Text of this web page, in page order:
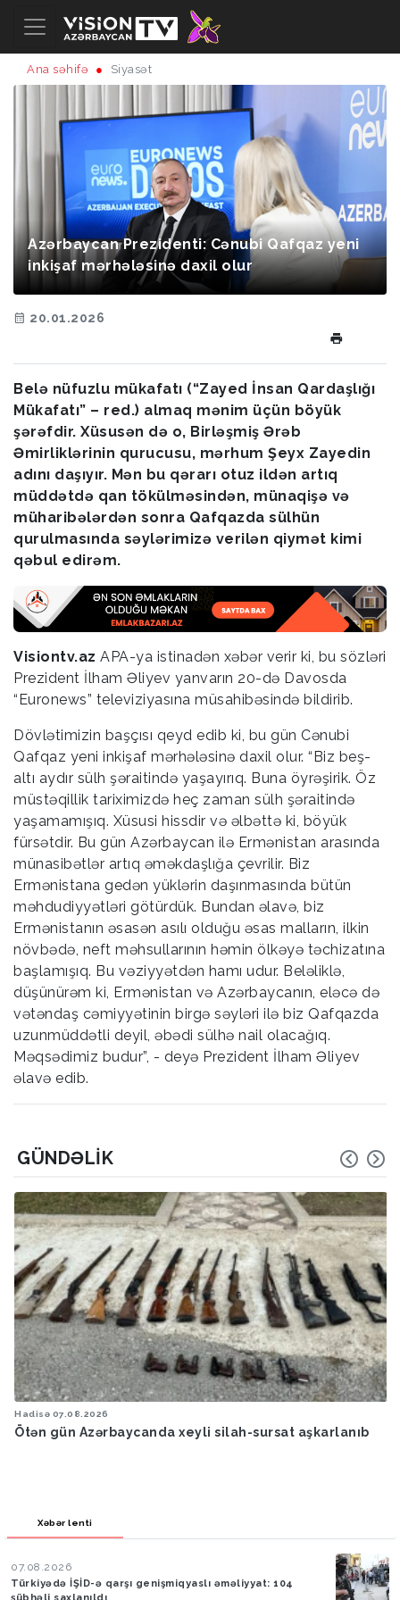
Ana səhifə Siyasət
Azərbaycan Prezidenti: Cənubi Qafqaz yeni
inkişaf mərhələsinə daxil olur
20.01.2026
Belə nüfuzlu mükafatı (“Zayed İnsan Qardaşlığı
Mükafatı” – red.) almaq mənim üçün böyük
şərəfdir. Xüsusən də o, Birləşmiş Ərəb
Əmirliklərinin qurucusu, mərhum Şeyx Zayedin
adını daşıyır. Mən bu qərarı otuz ildən artıq
müddətdə qan tökülməsindən, münaqişə və
müharibələrdən sonra Qafqazda sülhün
qurulmasında səylərimizə verilən qiymət kimi
qəbul edirəm.
Visiontv.az APA-ya istinadən xəbər verir ki, bu sözləri
Prezident İlham Əliyev yanvarın 20-də Davosda
“Euronews” televiziyasına müsahibəsində bildirib.
Dövlətimizin başçısı qeyd edib ki, bu gün Cənubi
Qafqaz yeni inkişaf mərhələsinə daxil olur. “Biz beş-
altı aydır sülh şəraitində yaşayırıq. Buna öyrəşirik. Öz
müstəqillik tariximizdə heç zaman sülh şəraitində
yaşamamışıq. Xüsusi hissdir və əlbəttə ki, böyük
fürsətdir. Bu gün Azərbaycan ilə Ermənistan arasında
münasibətlər artıq əməkdaşlığa çevrilir. Biz
Ermənistana gedən yüklərin daşınmasında bütün
məhdudiyyətləri götürdük. Bundan əlavə, biz
Ermənistanın əsasən asılı olduğu əsas malların, ilkin
növbədə, neft məhsullarının həmin ölkəyə təchizatına
başlamışıq. Bu vəziyyətdən hamı udur. Beləliklə,
düşünürəm ki, Ermənistan və Azərbaycanın, eləcə də
vətəndaş cəmiyyətinin birgə səyləri ilə biz Qafqazda
uzunmüddətli deyil, əbədi sülhə nail olacağıq.
Məqsədimiz budur”, - deyə Prezident İlham Əliyev
əlavə edib.
GÜNDƏLIK
Hadisə 07.08.2026
Ötən gün Azərbaycanda xeyli silah-sursat aşkarlanıb
Xəbər lenti
07.08.2026
Türkiyədə İŞİD-ə qarşı genişmiqyaslı əməliyyat: 104